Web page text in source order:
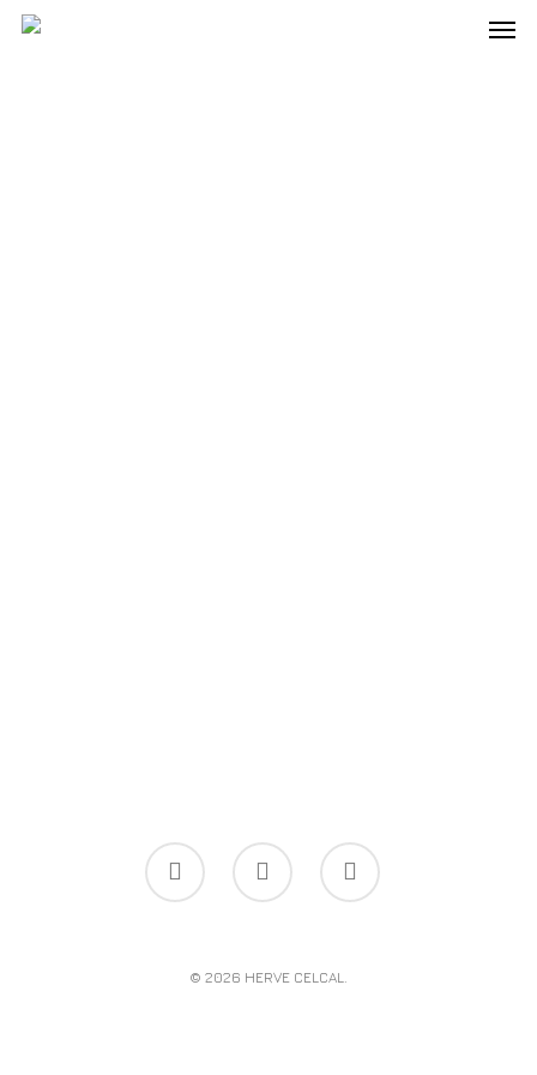
© 2026 HERVE CELCAL.